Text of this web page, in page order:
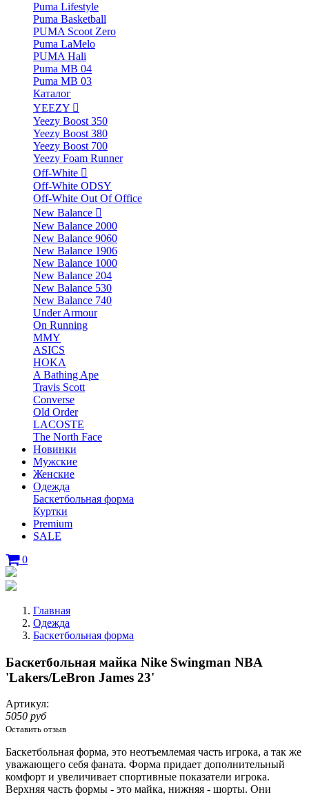
Puma Lifestyle
Puma Basketball
PUMA Scoot Zero
Puma LaMelo
PUMA Hali
Puma MB 04
Puma MB 03
Каталог
YEEZY
Yeezy Boost 350
Yeezy Boost 380
Yeezy Boost 700
Yeezy Foam Runner
Off-White
Off-White ODSY
Off-White Out Of Office
New Balance
New Balance 2000
New Balance 9060
New Balance 1906
New Balance 1000
New Balance 204
New Balance 530
New Balance 740
Under Armour
On Running
MMY
ASICS
HOKA
A Bathing Ape
Travis Scott
Converse
Old Order
LACOSTE
The North Face
Новинки
Мужские
Женские
Одежда
Баскетбольная форма
Куртки
Premium
SALE
0
Главная
Одежда
Баскетбольная форма
Баскетбольная майка Nike Swingman NBA
'Lakers/LeBron James 23'
Артикул:
5050 руб
Оставить отзыв
Баскетбольная форма, это неотъемлемая часть игрока, а так же
уважающего себя фаната. Форма придает дополнительный
комфорт и увеличивает спортивные показатели игрока.
Верхняя часть формы - это майка, нижняя - шорты. Они